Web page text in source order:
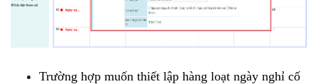
Trường hợp muốn thiết lập hàng loạt ngày nghỉ cố